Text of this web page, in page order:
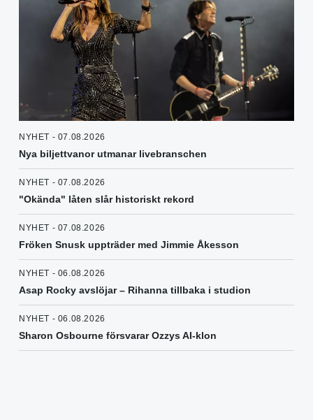
NYHET - 07.08.2026
Nya biljettvanor utmanar livebranschen
NYHET - 07.08.2026
"Okända" låten slår historiskt rekord
NYHET - 07.08.2026
Fröken Snusk uppträder med Jimmie Åkesson
NYHET - 06.08.2026
Asap Rocky avslöjar – Rihanna tillbaka i studion
NYHET - 06.08.2026
Sharon Osbourne försvarar Ozzys AI-klon